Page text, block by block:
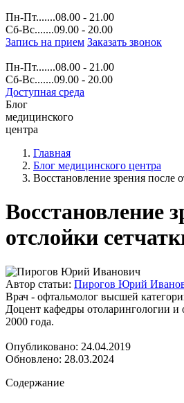
Пн-Пт.......08.00 - 21.00
Сб-Вс.......09.00 - 20.00
Запись на прием Заказать звонок
Пн-Пт.......08.00 - 21.00
Сб-Вс.......09.00 - 20.00
Доступная среда
Блог
медицинского
центра
Главная
Блог медицинского центра
Восстановление зрения после
Восстановление
отслойки
Автор статьи: Пирогов Юрий
Врач - офтальмолог высшей
Доцент кафедры отоларингологии
2000 года.
Опубликовано: 24.04.2019
Обновлено: 28.03.2024
Содержание